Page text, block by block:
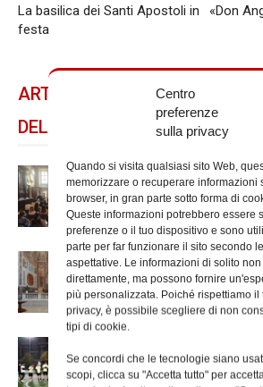
Centro
preferenze
sulla privacy
Quando si visita qualsiasi sito Web,
memorizzare o recuperare informazioni
browser, in gran parte sotto forma di
Queste informazioni potrebbero essere
preferenze o il tuo dispositivo e sono
parte per far funzionare il sito secondo
aspettative. Le informazioni di solito
direttamente, ma possono fornire
più personalizzata. Poiché rispettiamo il
privacy, è possibile scegliere di non
tipi di cookie.
Se concordi che le tecnologie siano
scopi, clicca su "Accetta tutto" per
La basilica dei Santi Apostoli in
festa
«Don
ARTICOLI CORRELATI
DELLO STESSO AUTORE
A San Carlo al Corso
senza dimora
Il nuovo accesso alla
Prisca
Us Acli Roma,
calcio a 5 con le